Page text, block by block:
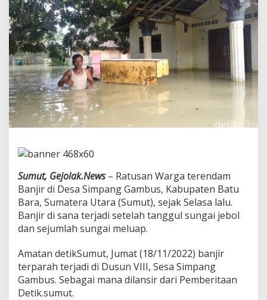
r
g
a
D
e
s
a
S
p
b
u
S
u
m
t
T
e
r
Sumut, Gejolak.News– Ratusan Warga terendam
Banjir di Desa Simpang Gambus, Kabupaten Batu
Bara, Sumatera Utara (Sumut), sejak Selasa lalu.
Banjir di sana terjadi setelah tanggul sungai jebol
dan sejumlah sungai meluap.
Amatan detikSumut, Jumat (18/11/2022) banjir
terparah terjadi di Dusun VIII, Sesa Simpang
Gambus. Sebagai mana dilansir dari Pemberitaan
Detik.sumut.